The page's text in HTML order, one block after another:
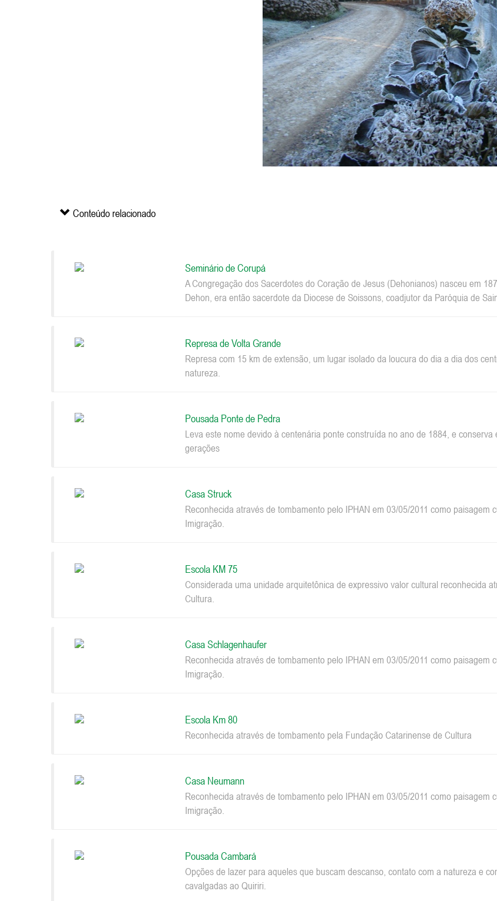
Conteúdo relacionado
Seminário de Corupá
A Congregação dos Sacerdotes do Coração de Jesus (Dehonianos) nasceu em
Dehon, era então sacerdote da Diocese de Soissons, coadjutor da Paróquia de
Represa de Volta Grande
Represa com 15 km de extensão, um lugar isolado da loucura do dia a dia dos
natureza.
Pousada Ponte de Pedra
Leva este nome devido à centenária ponte construída no ano de 1884, e
gerações
Casa Struck
Reconhecida através de tombamento pelo IPHAN em 03/05/2011 como
Imigração.
Escola KM 75
Considerada uma unidade arquitetônica de expressivo valor cultural reconhecida
Cultura.
Casa Schlagenhaufer
Reconhecida através de tombamento pelo IPHAN em 03/05/2011 como
Imigração.
Escola Km 80
Reconhecida através de tombamento pela Fundação Catarinense de Cultura
Casa Neumann
Reconhecida através de tombamento pelo IPHAN em 03/05/2011 como
Imigração.
Pousada Cambará
Opções de lazer para aqueles que buscam descanso, contato com a natureza e
cavalgadas ao Quiriri.